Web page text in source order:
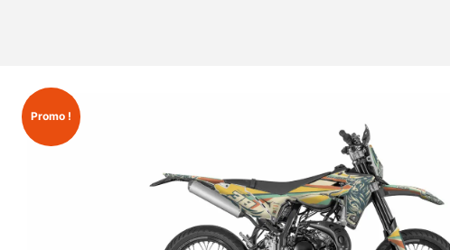
Promo !